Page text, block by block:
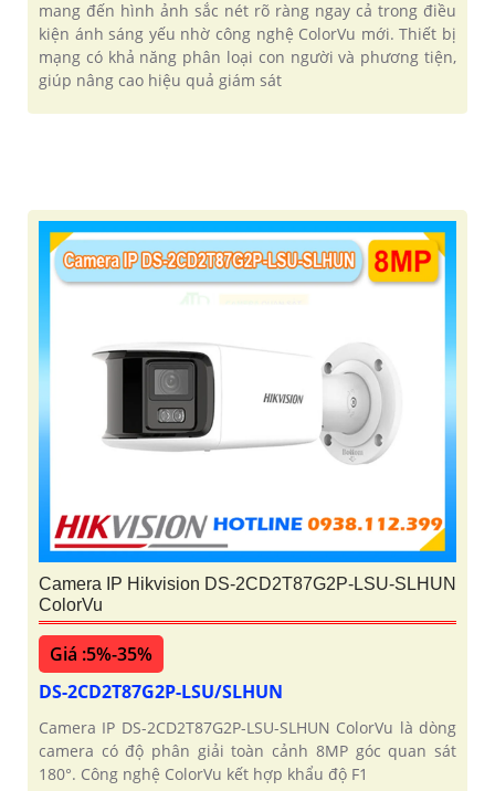
mang đến hình ảnh sắc nét rõ ràng ngay cả trong điều
kiện ánh sáng yếu nhờ công nghệ ColorVu mới. Thiết bị
mạng có khả năng phân loại con người và phương tiện,
giúp nâng cao hiệu quả giám sát
Camera IP Hikvision DS-2CD2T87G2P-LSU-SLHUN
ColorVu
Giá :5%-35%
DS-2CD2T87G2P-LSU/SLHUN
Camera IP DS-2CD2T87G2P-LSU-SLHUN ColorVu là dòng
camera có độ phân giải toàn cảnh 8MP góc quan sát
180°. Công nghệ ColorVu kết hợp khẩu độ F1